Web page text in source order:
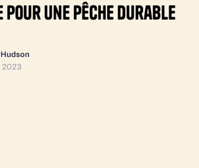
pour une pêche durable
2023